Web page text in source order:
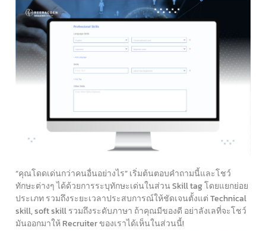
“คุณโดดเด่นกว่าคนอื่นอย่างไร” เริ่มต้นตอบคำถามนี้และโชว์
ทักษะต่างๆ ได้ด้วยการระบุทักษะเด่นในส่วน Skill tag โดยแยกย่อย
ประเภท รวมถึงระยะเวลาประสบการณ์ให้ชัดเจนตั้งแต่ Technical
skill, soft skill รวมถึงระดับภาษา ถ้าคุณมีของดี อย่าลังเลที่จะโชว์
มันออกมาให้ Recruiter ของเราได้เห็นในส่วนนี้!